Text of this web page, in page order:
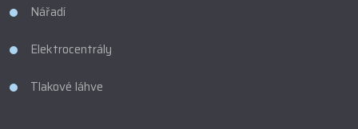
Nářadí
Elektrocentrály
Tlakové láhve